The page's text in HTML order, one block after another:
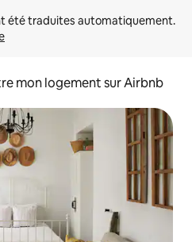
mon logement sur Airbnb